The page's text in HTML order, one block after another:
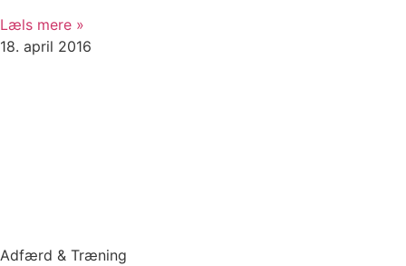
Læls mere »
18. april 2016
Adfærd & Træning